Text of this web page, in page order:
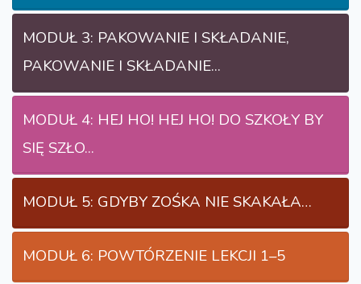
MODUŁ 3: PAKOWANIE I SKŁADANIE,
PAKOWANIE I SKŁADANIE...
MODUŁ 4: HEJ HO! HEJ HO! DO SZKOŁY BY
SIĘ SZŁO...
MODUŁ 5: GDYBY ZOŚKA NIE SKAKAŁA…
MODUŁ 6: POWTÓRZENIE LEKCJI 1–5